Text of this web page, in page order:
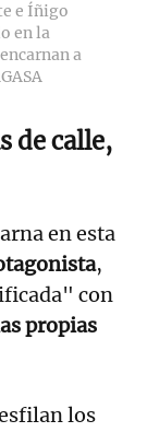
e Íñigo
en la
a
de calle,
en esta
,
con
propias
los